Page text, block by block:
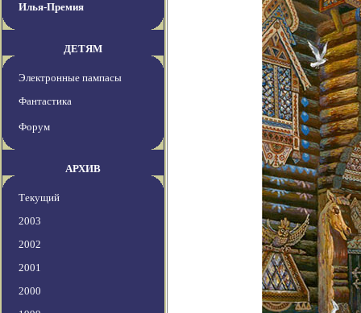
Илья-Премия
ДЕТЯМ
Электронные пампасы
Фантастика
Форум
АРХИВ
Текущий
2003
2002
2001
2000